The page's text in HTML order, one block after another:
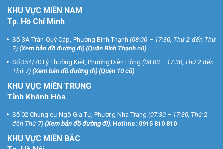
KHU VỰC MIỀN NAM
Tp. Hồ Chí Minh
Số 3A Trần Quý Cáp, Phường Bình Thạnh (08:00 – 17:30, Thứ 2 đến Thứ
7) (Xem bản đồ đường đi) (Quận Bình Thạnh cũ)
Số 354/70 Lý Thường Kiệt, Phường Diên Hồng (08:00 – 17:30, Thứ 2 đến
Thứ 7) (Xem bản đồ đường đi) (Quận 10 cũ)
KHU VỰC MIỀN TRUNG
Tỉnh Khánh Hòa
Số 02 Chung cư Ngô Gia Tự, Phường Nha Trang (07:30 – 17:30, Thứ 2
đến Thứ 7) (Xem bản đồ đường đi). Hotline: 0915 810 810
KHU VỰC MIỀN BẮC